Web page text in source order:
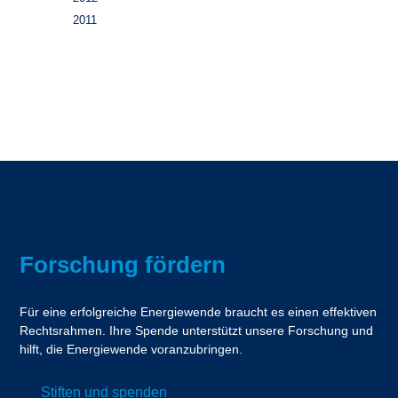
2011
Forschung fördern
Für eine erfolgreiche Energiewende braucht es einen effektiven
Rechtsrahmen. Ihre Spende unterstützt unsere Forschung und
hilft, die Energiewende voranzubringen.
Stiften und spenden